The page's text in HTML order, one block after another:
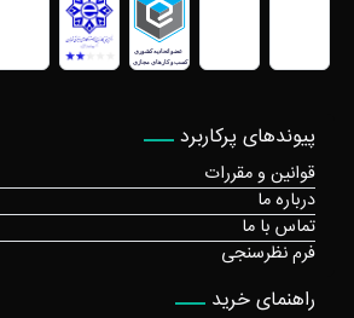
پیوندهای پرکاربرد
قوانین و مقررات
درباره ما
تماس با ما
فرم نظرسنجی
راهنمای خرید